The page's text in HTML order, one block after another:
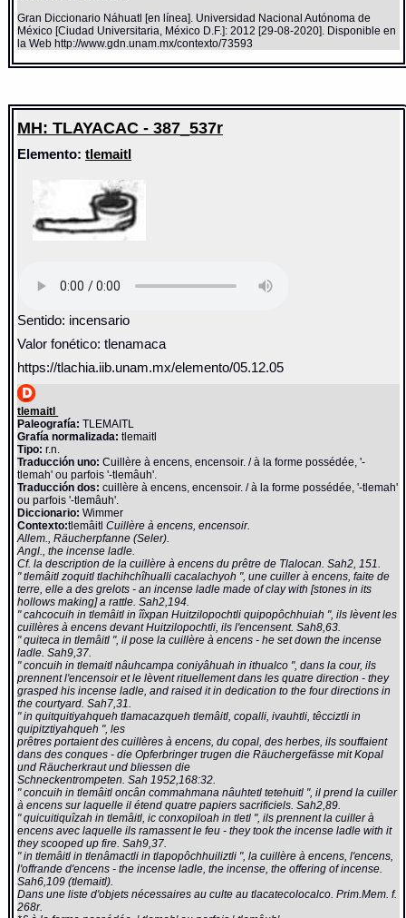
Gran Diccionario Náhuatl [en línea]. Universidad Nacional Autónoma de
México [Ciudad Universitaria, México D.F.]: 2012 [29-08-2020]. Disponible en
la Web http://www.gdn.unam.mx/contexto/73593
MH: TLAYACAC - 387_537r
Elemento:tlemaitl
Sentido: incensario
Valor fonético: tlenamaca
https://tlachia.iib.unam.mx/elemento/05.12.05
tlemaitl
Paleografía: TLEMAITL
Grafía normalizada: tlemaitl
Tipo: r.n.
Traducción uno: Cuillère à encens, encensoir. / à la forme possédée, '-
tlemah' ou parfois '-tlemâuh'.
Traducción dos: cuillère à encens, encensoir. / à la forme possédée, '-tlemah'
ou parfois '-tlemâuh'.
Diccionario:Wimmer
Contexto:tlemâitlCuillère à encens, encensoir.
Allem., Räucherpfanne (Seler).
Angl., the incense ladle.
Cf. la description de la cuillère à encens du prêtre de Tlalocan. Sah2, 151.
" tlemâitl zoquitl tlachihchîhualli cacalachyoh ", une cuiller à encens, faite de
terre, elle a des grelots - an incense ladle made of clay with [stones in its
hollows making] a rattle. Sah2,194.
" cahcocuih in tlemâitl in îîxpan Huitzilopochtli quipopôchhuiah ", ils lèvent les
cuillères à encens devant Huitzilopochtli, ils l'encensent. Sah8,63.
" quiteca in tlemâitl ", il pose la cuillère à encens - he set down the incense
ladle. Sah9,37.
" concuih in tlemaitl nâuhcampa coniyâhuah in ithualco ", dans la cour, ils
prennent l'encensoir et le lèvent rituellement dans les quatre direction - they
grasped his incense ladle, and raised it in dedication to the four directions in
the courtyard. Sah7,31.
" in quitquitiyahqueh tlamacazqueh tlemâitl, copalli, ivauhtli, têcciztli in
quipitztiyahqueh ", les
prêtres portaient des cuillères à encens, du copal, des herbes, ils souffaient
dans des conques - die Opferbringer trugen die Räuchergefässe mit Kopal
und Räucherkraut und bliessen die
Schneckentrompeten. Sah 1952,168:32.
" concuih in tlemâitl oncân commahmana nâuhtetl tetehuitl ", il prend la cuiller
à encens sur laquelle il étend quatre papiers sacrificiels. Sah2,89.
" quicuitiquîzah in tlemâitl, ic conxopiloah in tletl ", ils prennent la cuiller à
encens avec laquelle ils ramassent le feu - they took the incense ladle with it
they scooped up fire. Sah9,37.
" in tlemâitl in tlenâmactli in tlapopôchhuiliztli ", la cuillère à encens, l'encens,
l'offrande d'encens - the incense ladle, the incense, the offering of incense.
Sah6,109 (tlemaitl).
Dans une liste d'objets nécessaires au culte au tlacatecolocalco. Prim.Mem. f.
268r.